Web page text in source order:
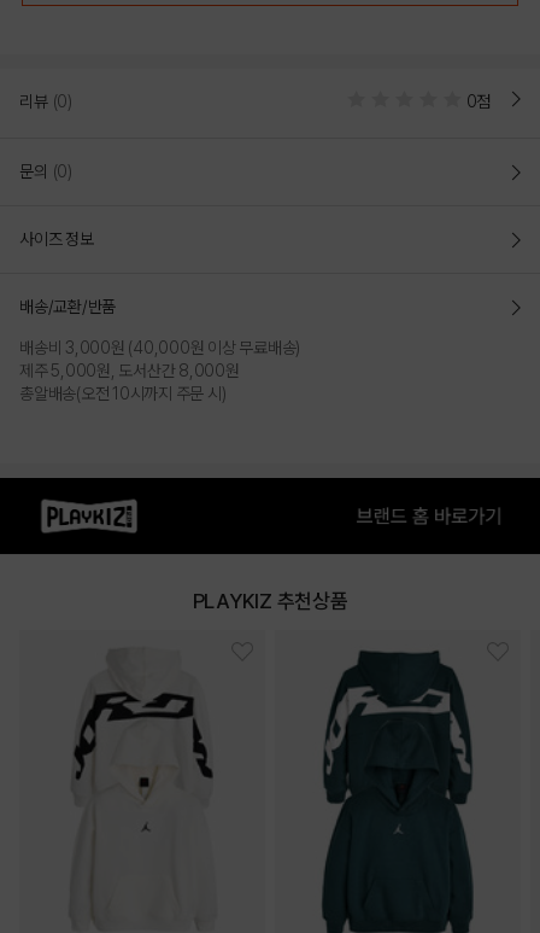
리뷰 (0) 0점
문의 (0)
사이즈 정보
배송/교환/반품
배송비 3,000원 (40,000원 이상 무료배송)
제주 5,000원, 도서산간 8,000원
총알배송(오전 10시까지 주문 시)
PLAYKIZ 추천상품